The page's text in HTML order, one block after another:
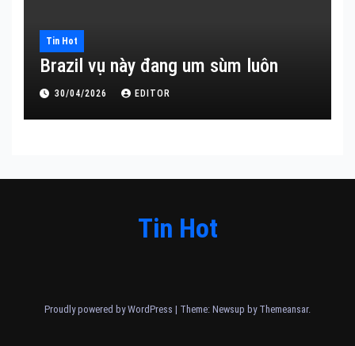
Tin Hot
Brazil vụ này đang um sùm luôn
30/04/2026 EDITOR
Tin Hot
Proudly powered by WordPress | Theme: Newsup by Themeansar.